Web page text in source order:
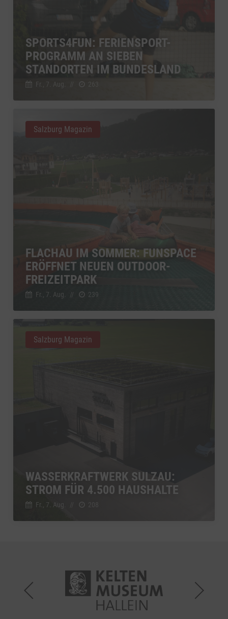
SPORTS4FUN: FERIENSPORT-
PROGRAMM AN SIEBEN
STANDORTEN IM BUNDESLAND
Fr., 7. Aug. 263
FLACHAU IM SOMMER: FUNSPACE
ERÖFFNET NEUEN OUTDOOR-
FREIZEITPARK
Fr., 7. Aug. // 239
Salzburg Magazin
WASSERKRAFTWERK SULZAU:
STROM FÜR 4.500 HAUSHALTE
Fr., 7. Aug.
Salzburg Magazin